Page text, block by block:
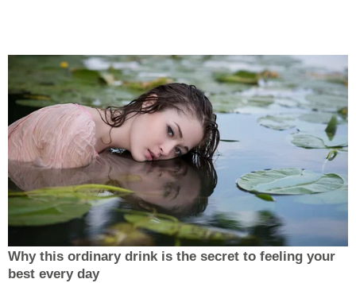
Why this ordinary drink is the secret to feeling your
best every day